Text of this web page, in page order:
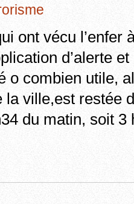
ont vécu l’enfer
d’alerte
o combien utile,
la ville,est restée
du matin, soit 3